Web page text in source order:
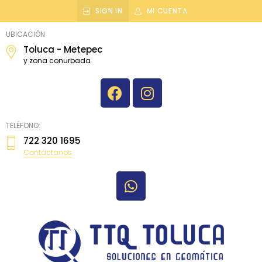
SIGN IN MI CUENTA
topografiatoluca
UBICACIÓN
Toluca - Metepec
y zona conurbada
TELÉFONO:
722 320 1695
Contáctanos